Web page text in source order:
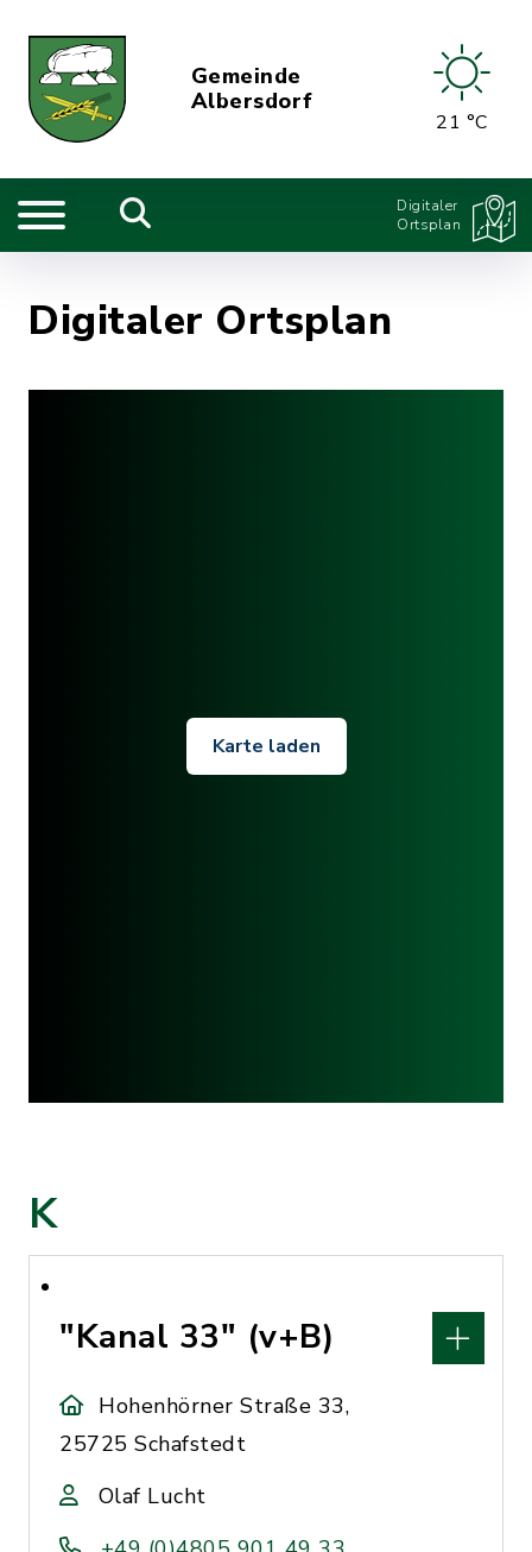
Gemeinde
Albersdorf
21 °C
Digitaler
Ortsplan
Digitaler Ortsplan
Karte laden
K
"Kanal 33" (v+B)
Hohenhörner Straße 33,
25725 Schafstedt
Olaf Lucht